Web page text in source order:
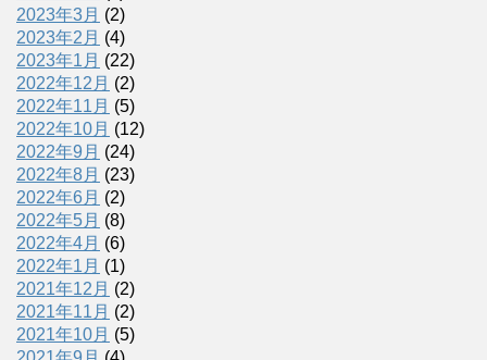
2023年3月 (2)
2023年2月 (4)
2023年1月 (22)
2022年12月 (2)
2022年11月 (5)
2022年10月 (12)
2022年9月 (24)
2022年8月 (23)
2022年6月 (2)
2022年5月 (8)
2022年4月 (6)
2022年1月 (1)
2021年12月 (2)
2021年11月 (2)
2021年10月 (5)